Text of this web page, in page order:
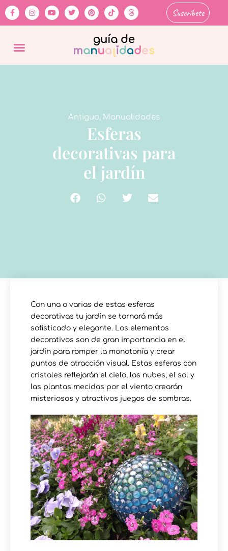
Suscríbete
Antiguo, Manualidades
Esferas
decorativas para
el jardín
Con una o varias de estas esferas
decorativas tu jardín se tornará más
sofisticado y elegante. Los elementos
decorativos son de gran importancia en el
jardín para romper la monotonía y crear
puntos de atracción visual. Estas esferas con
cristales reflejarán el cielo, las nubes, el sol y
las plantas mecidas por el viento crearán
misteriosos y atractivos juegos de sombras.